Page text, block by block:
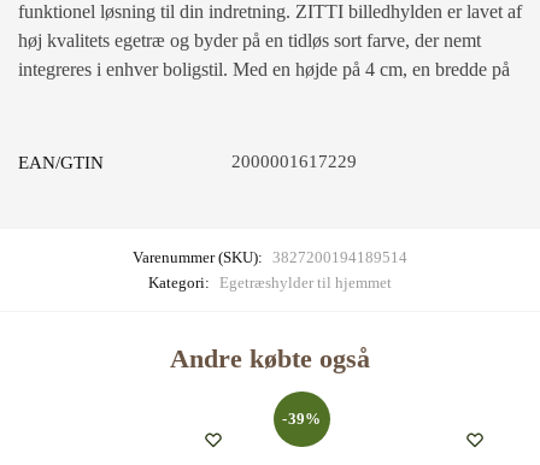
funktionel løsning til din indretning. ZITTI billedhylden er lavet af
høj kvalitets egetræ og byder på en tidløs sort farve, der nemt
integreres i enhver boligstil. Med en højde på 4 cm, en bredde på
EAN/GTIN 2000001617229
Varenummer (SKU): 3827200194189514
Kategori: Egetræshylder til hjemmet
Andre købte også
-39%